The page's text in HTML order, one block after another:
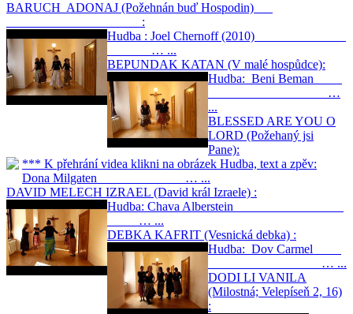
BARUCH ADONAJ (Požehnán buď Hospodin)
:
Hudba : Joel Chernoff (2010)
… ...
BEPUNDAK KATAN (V malé hospůdce):
Hudba: Beni Beman
…
...
BLESSED ARE YOU O
LORD (Požehaný jsi
Pane):
*** K přehrání videa klikni na obrázek Hudba, text a zpěv:
Dona Milgaten … ...
DAVID MELECH IZRAEL (David král Izraele) :
Hudba: Chava Alberstein
… ...
DEBKA KAFRIT (Vesnická debka) :
Hudba: Dov Carmel
… ...
DODI LI VANILA
(Milostná; Velepíseň 2, 16)
: